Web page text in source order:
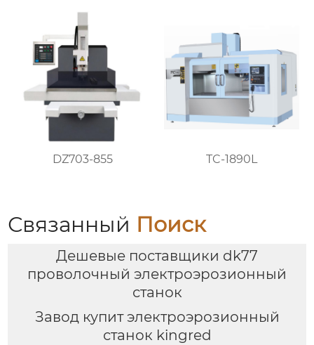
DZ703-855 TC-1890L
Связанный Поиск
Дешевые поставщики dk77
проволочный электроэрозионный
станок
Завод купит электроэрозионный
станок kingred